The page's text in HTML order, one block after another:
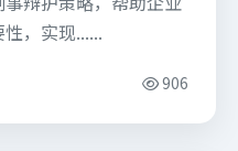
，实现......
906